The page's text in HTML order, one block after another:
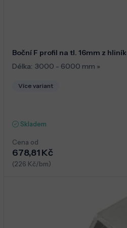
Boční F profil na tl. 16mm z
Délka: 3000 - 6000 mm »
Více variant
Skladem
Cena od
678,81 Kč
(226 Kč/bm)